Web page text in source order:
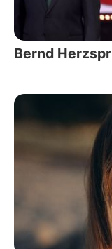
Bernd